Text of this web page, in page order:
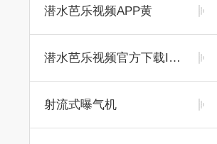
潜水芭乐视频APP黄
潜水芭乐视频官方下载IOS
射流式曝气机